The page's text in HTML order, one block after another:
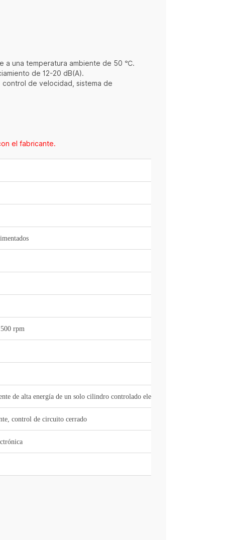
a una temperatura ambiente de 50 ℃.
de 12-20 dB(A).
de velocidad, sistema de
el fabricante.
rpm
de alta energía de un solo cilindro controlado electrónicamente
control de circuito cerrado